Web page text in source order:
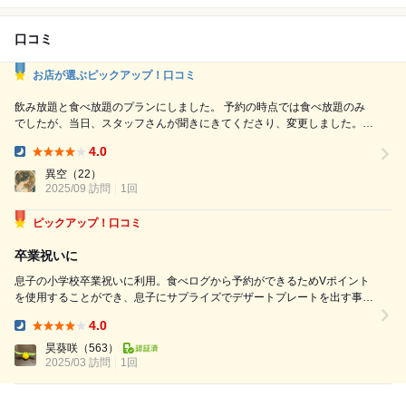
口コミ
お店が選ぶピックアップ！口コミ
飲み放題と食べ放題のプランにしました。 予約の時点では食べ放題のみ
でしたが、当日、スタッフさんが聞きにきてくださり、変更しました。
美味しくいただきました。 急な予約と人数変更がありましたが、きちん
と対応いただき、感謝です。
4.0
異空 （22）
2025/09 訪問
1回
ピックアップ！口コミ
卒業祝いに
息子の小学校卒業祝いに利用。食べログから予約ができるためVポイント
を使用することができ、息子にサプライズでデザートプレートを出す事も
階。入口すぐに下駄箱があり素足に。完全個室の様でプライバシーがしっ
かり確保されている。 ...
4.0
昊葵咲 （563）
2025/03 訪問
1回